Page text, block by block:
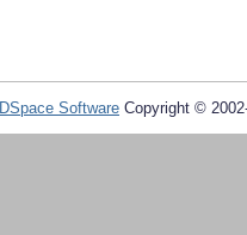
DSpace Software Copyright ©